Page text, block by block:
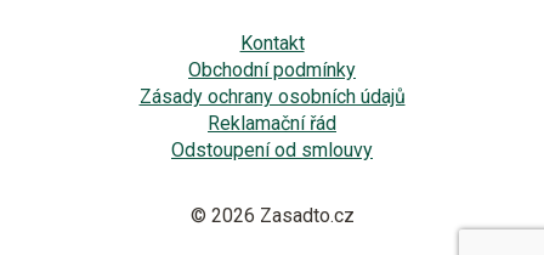
Kontakt
Obchodní podmínky
Zásady ochrany osobních údajů
Reklamační řád
Odstoupení od smlouvy
© 2026 Zasadto.cz